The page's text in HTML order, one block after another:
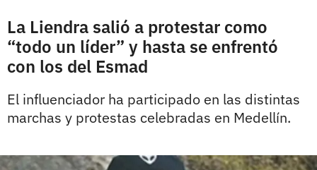
La Liendra salió a protestar como
“todo un líder” y hasta se enfrentó
con los del Esmad
El influenciador ha participado en las distintas
marchas y protestas celebradas en Medellín.